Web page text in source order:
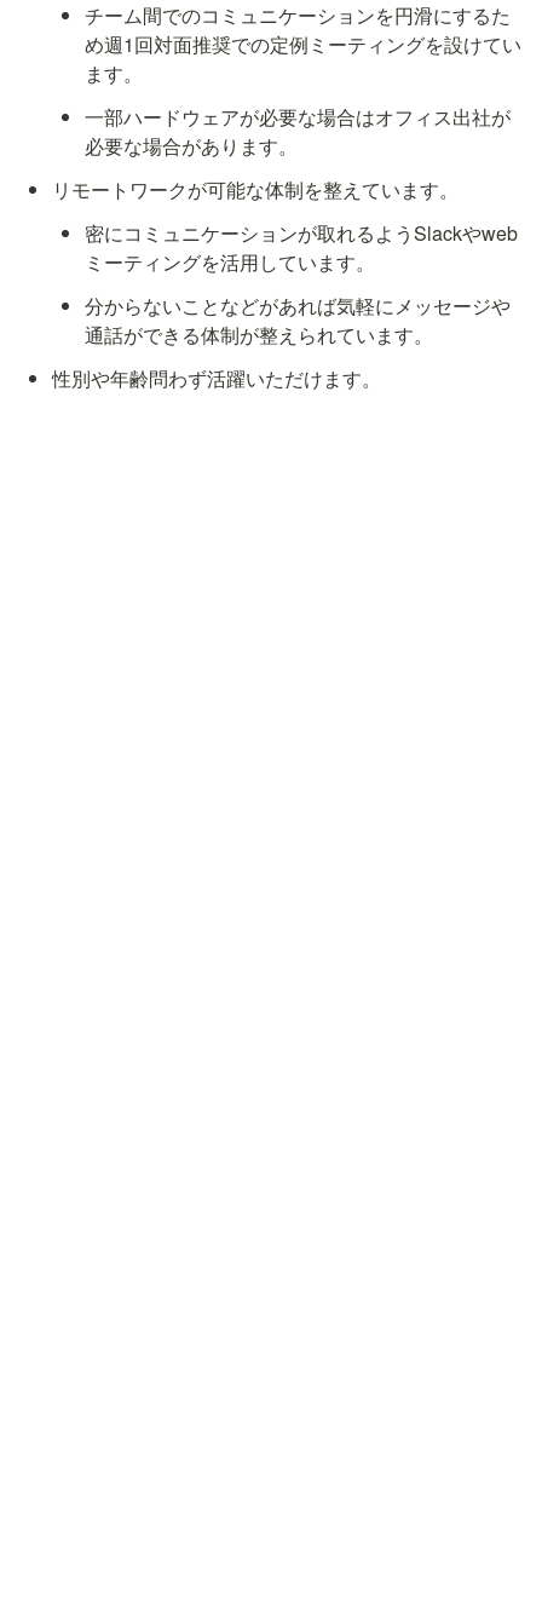
チーム間でのコミュニケーションを円滑にするた
め週1回対面推奨での定例ミーティングを設けてい
ます。
一部ハードウェアが必要な場合はオフィス出社が
必要な場合があります。
リモートワークが可能な体制を整えています。
密にコミュニケーションが取れるようSlackやweb
ミーティングを活用しています。
分からないことなどがあれば気軽にメッセージや
通話ができる体制が整えられています。
性別や年齢問わず活躍いただけます。